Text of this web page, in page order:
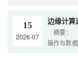
15
2026-07
摘要：
操作与数